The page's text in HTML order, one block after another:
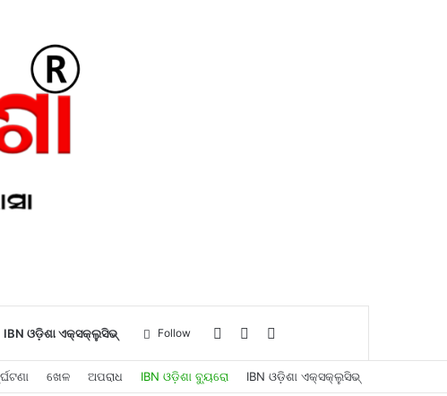
IBN ଓଡ଼ିଶା ଏକ୍ସକ୍ଲୁସିଭ୍
for
Sidebar
Log
In
Follow
ଖେଳ ଅପରାଧ IBN ଓଡ଼ିଶା ବ୍ୟୁରୋ IBN ଓଡ଼ିଶା ଏକ୍ସକ୍ଲୁସିଭ୍